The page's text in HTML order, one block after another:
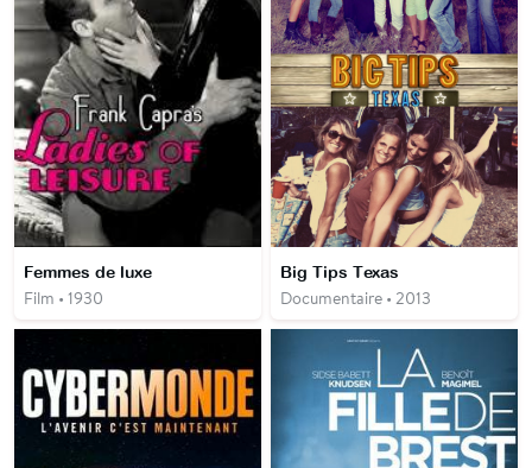
Femmes de luxe
Film • 1930
Big Tips Texas
Documentaire • 2013